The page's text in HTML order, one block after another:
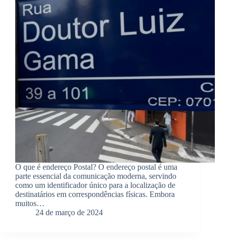
O que é endereço Postal? O endereço postal é uma
parte essencial da comunicação moderna, servindo
como um identificador único para a localização de
destinatários em correspondências físicas. Embora
muitos…
24 de março de 2024